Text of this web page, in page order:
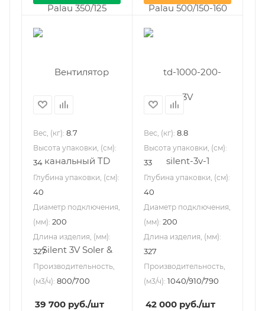
Вес, (кг): 8.7
Высота упаковки, (см):
34
Глубина упаковки, (см):
40
Диаметр подключения,
(мм): 200
Длина изделия, (мм):
327
Производительность,
(м3/ч): 800/700
39 700 руб./шт
Вес, (кг): 8.8
Высота упаковки, (см):
33
Глубина упаковки, (см):
40
Диаметр подключения,
(мм): 200
Длина изделия, (мм):
327
Производительность,
(м3/ч): 1040/910/790
42 000 руб./шт